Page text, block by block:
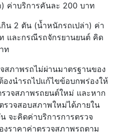
ค่าบริการคันละ 200 บาท
น 2 ตัน (น้ำหนักรถเปล่า) ค่า
และกรณีรถจักรยานยนต์ คิด
ท
สภาพรถไม่ผ่านมาตรฐานของ
องนำรถไปแก้ไขข้อบกพร่องให้
วจสภาพรถยนต์ใหม่ และหาก
รวจสอบสภาพใหม่ได้ภายใน
น จะคิดค่าบริการการตรวจ
งราคาค่าตรวจสภาพรถตาม